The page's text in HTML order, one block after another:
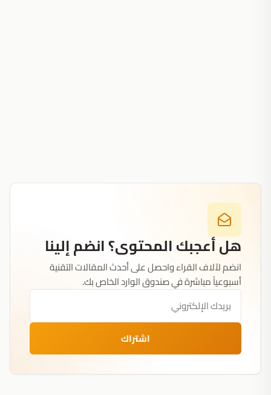
هل أعجبك المحتوى؟ انضم إلينا
انضم لآلاف القراء واحصل على أحدث المقالات التقنية
أسبوعياً مباشرة في صندوق الوارد الخاص بك.
اشتراك